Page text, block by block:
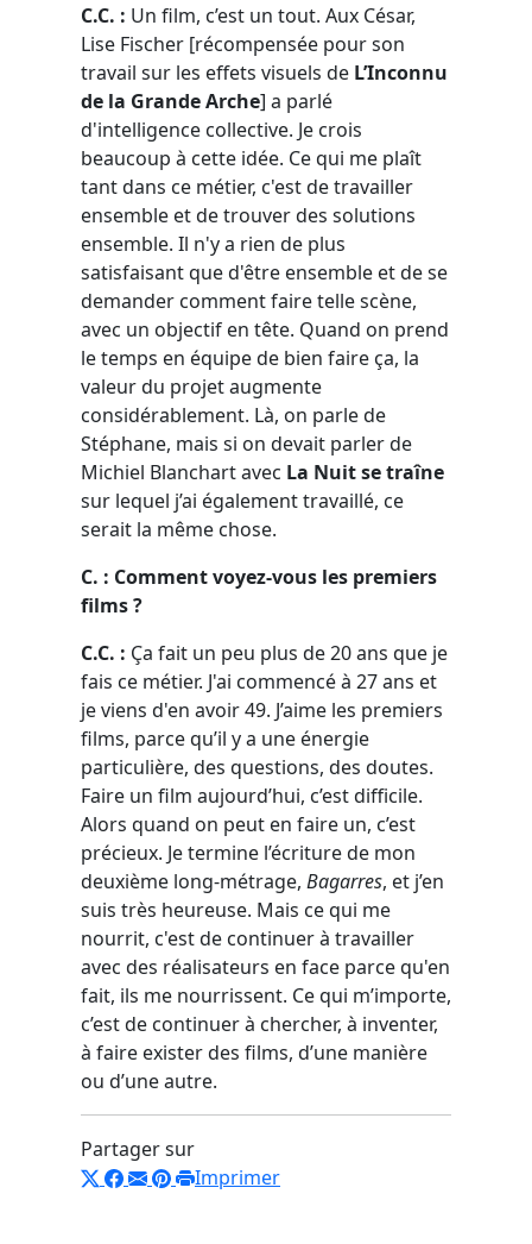
C.C. : Un film, c’est un tout. Aux César,
Lise Fischer [récompensée pour son
travail sur les effets visuels de L’Inconnu
de la Grande Arche] a parlé
d'intelligence collective. Je crois
beaucoup à cette idée. Ce qui me plaît
tant dans ce métier, c'est de travailler
ensemble et de trouver des solutions
ensemble. Il n'y a rien de plus
satisfaisant que d'être ensemble et de se
demander comment faire telle scène,
avec un objectif en tête. Quand on prend
le temps en équipe de bien faire ça, la
valeur du projet augmente
considérablement. Là, on parle de
Stéphane, mais si on devait parler de
Michiel Blanchart avec La Nuit se traîne
sur lequel j’ai également travaillé, ce
serait la même chose.
C. : Comment voyez-vous les premiers
films ?
C.C. : Ça fait un peu plus de 20 ans que je
fais ce métier. J'ai commencé à 27 ans et
je viens d'en avoir 49. J’aime les premiers
films, parce qu’il y a une énergie
particulière, des questions, des doutes.
Faire un film aujourd’hui, c’est difficile.
Alors quand on peut en faire un, c’est
précieux. Je termine l’écriture de mon
deuxième long-métrage, Bagarres, et j’en
suis très heureuse. Mais ce qui me
nourrit, c'est de continuer à travailler
avec des réalisateurs en face parce qu'en
fait, ils me nourrissent. Ce qui m’importe,
c’est de continuer à chercher, à inventer,
à faire exister des films, d’une manière
ou d’une autre.
Partager sur
Imprimer